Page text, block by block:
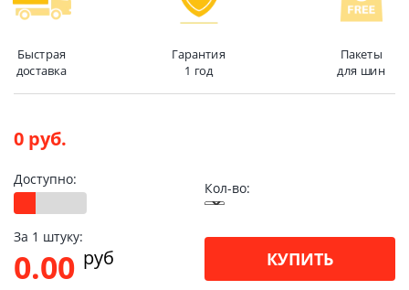
Быстрая
доставка
Гарантия
1 год
Пакеты
для шин
0 руб.
Доступно:
Кол-во:
За 1 штуку:
0.00 pуб КУПИТЬ